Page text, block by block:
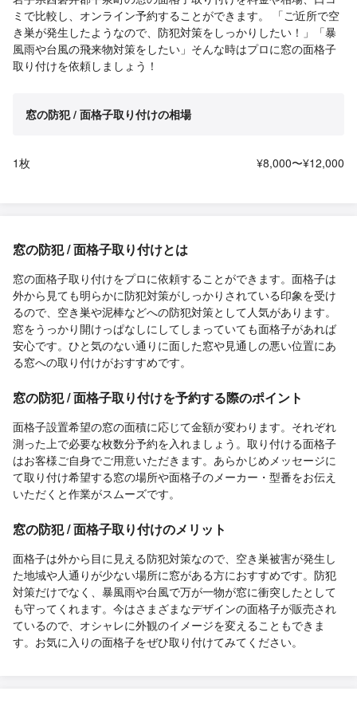
ミで比較し、オンライン予約することができます。 「ご近所で空
き巣が発生したようなので、防犯対策をしっかりしたい！」「暴
風雨や台風の飛来物対策をしたい」そんな時はプロに窓の面格子
取り付けを依頼しましょう！
窓の防犯 / 面格子取り付けの相場
1枚 ¥8,000〜¥12,000
窓の防犯 / 面格子取り付けとは
窓の面格子取り付けをプロに依頼することができます。面格子は
外から見ても明らかに防犯対策がしっかりされている印象を受け
るので、空き巣や泥棒などへの防犯対策として人気があります。
窓をうっかり開けっぱなしにしてしまっていても面格子があれば
安心です。ひと気のない通りに面した窓や見通しの悪い位置にあ
る窓への取り付けがおすすめです。
窓の防犯 / 面格子取り付けを予約する際のポイント
面格子設置希望の窓の面積に応じて金額が変わります。それぞれ
測った上で必要な枚数分予約を入れましょう。取り付ける面格子
はお客様ご自身でご用意いただきます。あらかじめメッセージに
て取り付け希望する窓の場所や面格子のメーカー・型番をお伝え
いただくと作業がスムーズです。
窓の防犯 / 面格子取り付けのメリット
面格子は外から目に見える防犯対策なので、空き巣被害が発生し
た地域や人通りが少ない場所に窓がある方におすすめです。防犯
対策だけでなく、暴風雨や台風で万が一物が窓に衝突したとして
も守ってくれます。今はさまざまなデザインの面格子が販売され
ているので、オシャレに外観のイメージを変えることもできま
す。お気に入りの面格子をぜひ取り付けてみてください。